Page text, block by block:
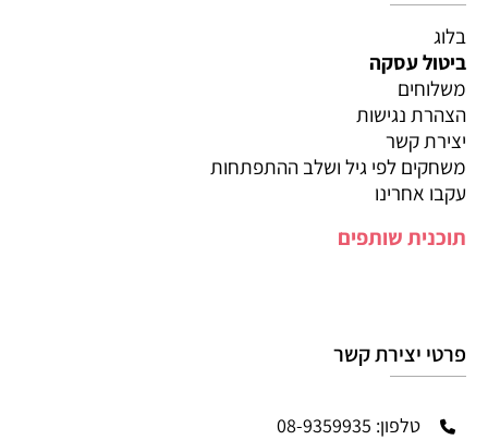
בלוג
ביטול עסקה
משלוחים
הצהרת נגישות
יצירת קשר
משחקים לפי גיל ושלב ההתפתחות
עקבו אחרינו
תוכנית שותפים
פרטי יצירת קשר
טלפון: 08-9359935